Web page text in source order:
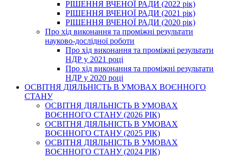
РІШЕННЯ ВЧЕНОЇ РАДИ (2022 рік)
РІШЕННЯ ВЧЕНОЇ РАДИ (2021 рік)
РІШЕННЯ ВЧЕНОЇ РАДИ (2020 рік)
Про хід виконання та проміжні результати
науково-дослідної роботи
Про хід виконання та проміжні результати
НДР у 2021 році
Про хід виконання та проміжні результати
НДР у 2020 році
ОСВІТНЯ ДІЯЛЬНІСТЬ В УМОВАХ ВОЄННОГО
СТАНУ
ОСВІТНЯ ДІЯЛЬНІСТЬ В УМОВАХ
ВОЄННОГО СТАНУ (2026 РІК)
ОСВІТНЯ ДІЯЛЬНІСТЬ В УМОВАХ
ВОЄННОГО СТАНУ (2025 РІК)
ОСВІТНЯ ДІЯЛЬНІСТЬ В УМОВАХ
ВОЄННОГО СТАНУ (2024 РІК)